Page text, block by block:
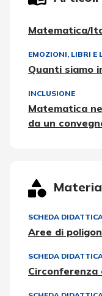
Matematica/
EMOZIONI, LIBRI E
Quanti siamo
INCLUSIONE
Matematica
da un
SCHEDA
Aree di
SCHEDA
Circonferenza